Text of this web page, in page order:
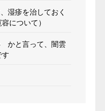
湿疹を治しておく
について）
かと言って、闇雲
す